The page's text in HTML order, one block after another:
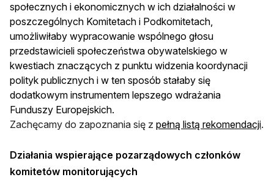
społecznych i ekonomicznych w ich działalności w
poszczególnych Komitetach i Podkomitetach,
umożliwiłaby wypracowanie wspólnego głosu
przedstawicieli społeczeństwa obywatelskiego w
kwestiach znaczących z punktu widzenia koordynacji
polityk publicznych i w ten sposób stałaby się
dodatkowym instrumentem lepszego wdrażania
Funduszy Europejskich.
Zachęcamy do zapoznania się z pełną listą rekomendacji.
Działania wspierające pozarządowych członków
komitetów monitorujących